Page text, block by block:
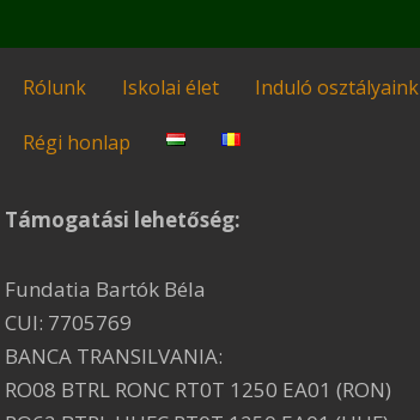
Rólunk Iskolai élet Induló osztályaink
Régi honlap
Támogatási lehetőség:
Fundatia Bartók Béla
CUI: 7705769
BANCA TRANSILVANIA:
RO08 BTRL RONC RT0T 1250 EA01 (RON)